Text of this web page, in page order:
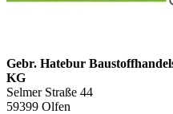
Gebr. Hatebur
KG
Selmer Straße 44
59399 Olfen